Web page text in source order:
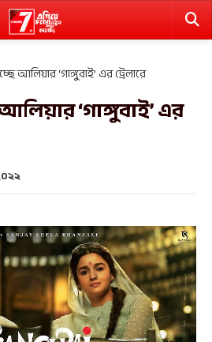
আলিয়ার ‘গাঙ্গুবাই’ এর ট্রেলারে
‘গাঙ্গুবাই’ এর